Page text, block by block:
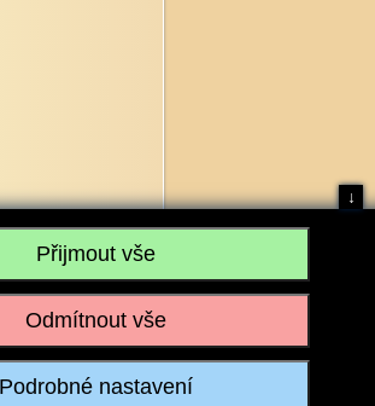
č.p. 17, 768 75 Loukov
w-software.com
↓